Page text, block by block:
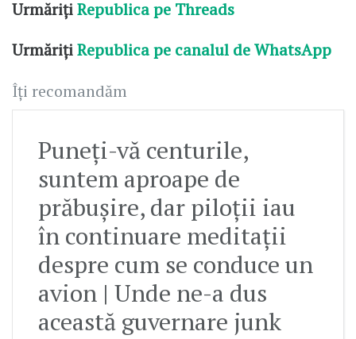
UrmărițiRepublica pe Threads
UrmărițiRepublica pe canalul de WhatsApp
Îți recomandăm
Puneți-vă centurile,
suntem aproape de
prăbușire, dar piloții iau
în continuare meditații
despre cum se conduce un
avion | Unde ne-a dus
această guvernare junk